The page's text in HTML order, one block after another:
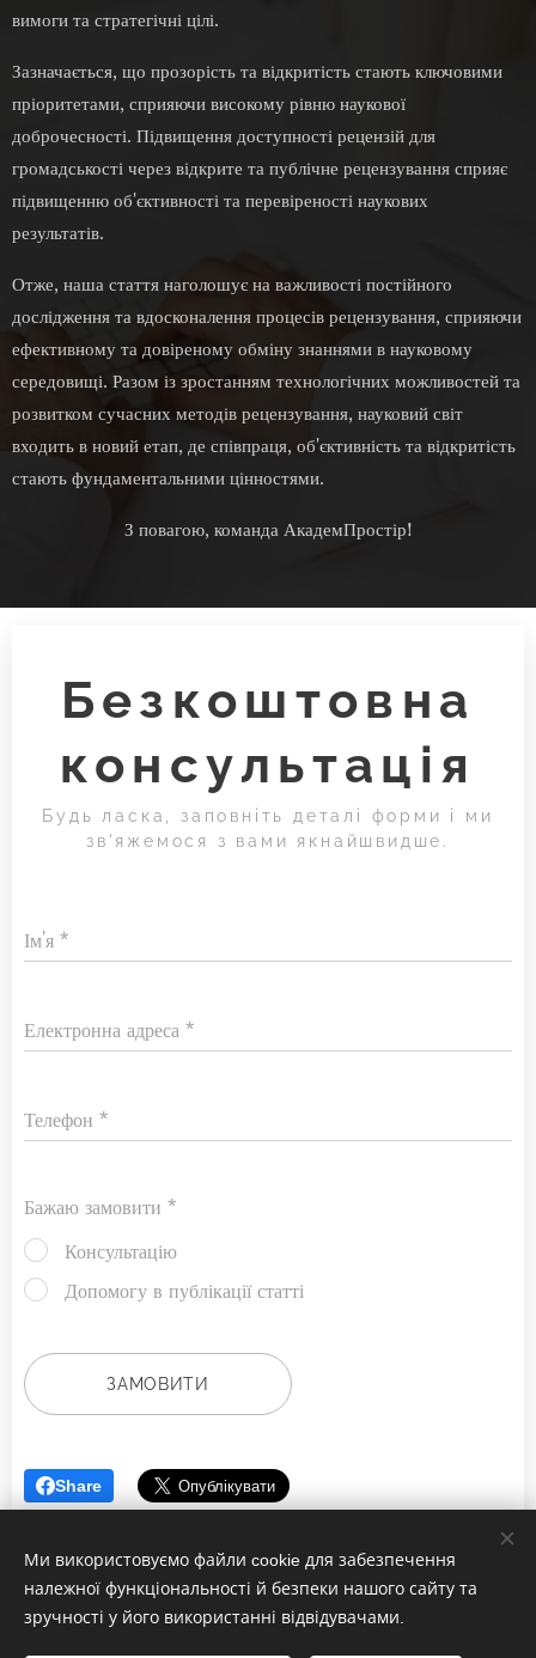
вимоги та стратегічні цілі.
Зазначається, що прозорість та відкритість стають ключовими
пріоритетами, сприяючи високому рівню наукової
доброчесності. Підвищення доступності рецензій для
громадськості через відкрите та публічне рецензування сприяє
підвищенню об'єктивності та перевіреності наукових
результатів.
Отже, наша стаття наголошує на важливості постійного
дослідження та вдосконалення процесів рецензування, сприяючи
ефективному та довіреному обміну знаннями в науковому
середовищі. Разом із зростанням технологічних можливостей та
розвитком сучасних методів рецензування, науковий світ
входить в новий етап, де співпраця, об'єктивність та відкритість
стають фундаментальними цінностями.
З повагою, команда АкадемПростір!
Безкоштовна
консультація
Будь ласка, заповніть деталі форми і ми
зв'яжемося з вами якнайшвидше.
Ім'я
Електронна адреса
Телефон
Бажаю замовити
Консультацію
Допомогу в публікації статті
ЗАМОВИТИ
Share
Ми використовуємо файли cookie для забезпечення
належної функціональності й безпеки нашого сайту та
зручності у його використанні відвідувачами.